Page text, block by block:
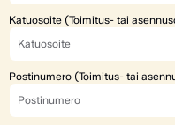
Katuosoite (Toimitus- tai
Postinumero (Toimitus- tai